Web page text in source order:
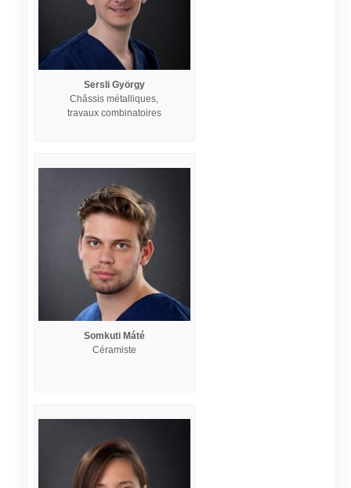
Sersli György
Châssis métalliques,
travaux combinatoires
Somkuti Máté
Céramiste